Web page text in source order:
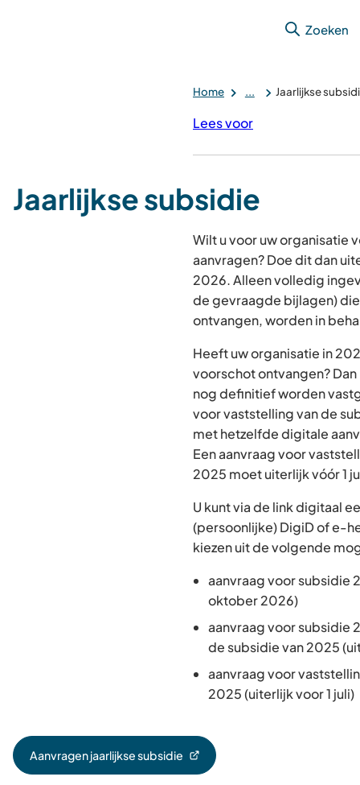
Zoeken
Home ... Jaarlijkse
Lees voor
Jaarlijkse subsidie
Wilt u voor uw organisatie
aanvragen? Doe dit dan
2026. Alleen volledig
de gevraagde bijlagen)
ontvangen, worden in
Heeft uw organisatie in
voorschot ontvangen?
nog definitief worden
voor vaststelling van de
met hetzelfde digitale
Een aanvraag voor
2025 moet uiterlijk vóór 1
U kunt via de link digitaal
(persoonlijke) DigiD of e-
kiezen uit de volgende
aanvraag voor subsidie
oktober 2026)
aanvraag voor subsidie
de subsidie van 2025
aanvraag voor
2025 (uiterlijk voor 1 juli)
Aanvragen jaarlijkse subsidie
(Verwijst